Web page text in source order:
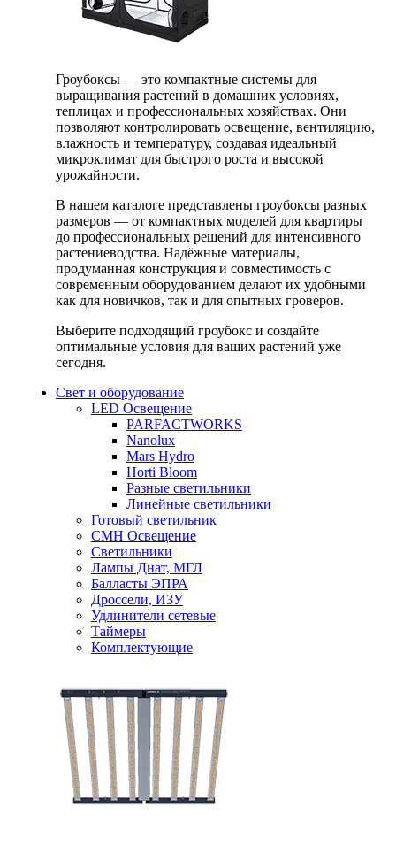
Гроубоксы — это компактные системы для
выращивания растений в домашних условиях,
теплицах и профессиональных хозяйствах. Они
позволяют контролировать освещение, вентиляцию,
влажность и температуру, создавая идеальный
микроклимат для быстрого роста и высокой
урожайности.
В нашем каталоге представлены гроубоксы разных
размеров — от компактных моделей для квартиры
до профессиональных решений для интенсивного
растениеводства. Надёжные материалы,
продуманная конструкция и совместимость с
современным оборудованием делают их удобными
как для новичков, так и для опытных гроверов.
Выберите подходящий гроубокс и создайте
оптимальные условия для ваших растений уже
сегодня.
Свет и оборудование
LED Освещение
PARFACTWORKS
Nanolux
Mars Hydro
Horti Bloom
Разные светильники
Линейные светильники
Готовый светильник
CMH Освещение
Светильники
Лампы Днат, МГЛ
Балласты ЭПРА
Дроссели, ИЗУ
Удлинители сетевые
Таймеры
Комплектующие